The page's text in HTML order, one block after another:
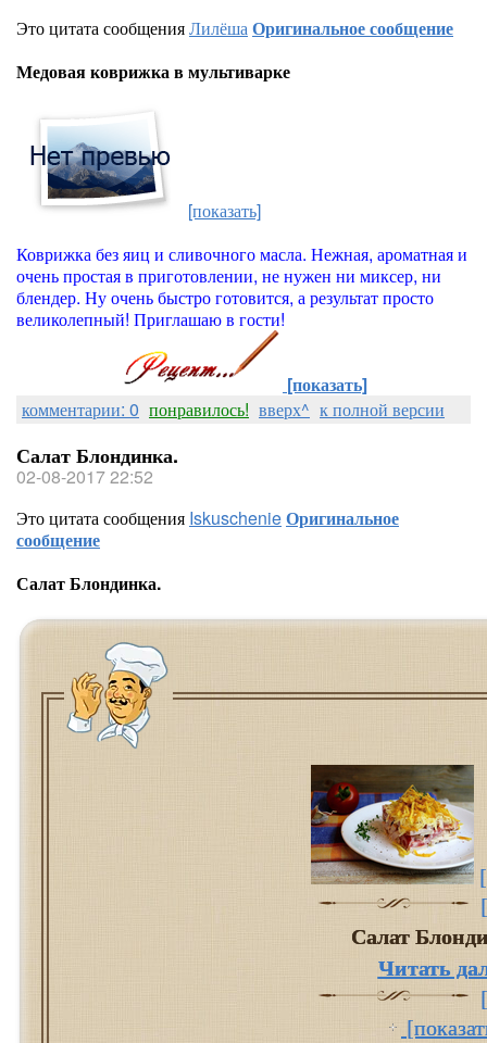
Это цитата сообщенияЛилёшаОригинальное сообщение
Медовая коврижка в мультиварке
[показать]
Коврижка без яиц и сливочного масла. Нежная, ароматная и
очень простая в приготовлении, не нужен ни миксер, ни
блендер. Ну очень быстро готовится, а результат просто
великолепный! Приглашаю в гости!
[показать]
комментарии: 0 понравилось! вверх^ к полной версии
Салат Блондинка.
02-08-2017 22:52
Это цитата сообщения IskuschenieОригинальное
сообщение
Салат Блондинка.
Салат
Читать